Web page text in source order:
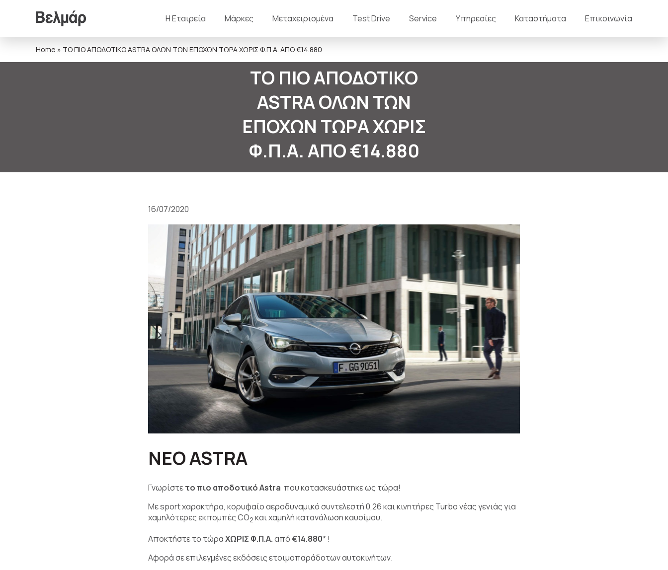
Η Εταιρεία Μάρκες Μεταχειρισμένα Test Drive Service Υπηρεσίες Καταστήματα Επικοινωνία
Home » ΤΟ ΠΙΟ ΑΠΟΔΟΤΙΚΟ ASTRA ΟΛΩΝ ΤΩΝ ΕΠΟΧΩΝ ΤΩΡΑ ΧΩΡΙΣ Φ.Π.Α. ΑΠΟ €14.880
ΤΟ ΠΙΟ ΑΠΟΔΟΤΙΚΟ
ASTRA ΟΛΩΝ ΤΩΝ
ΕΠΟΧΩΝ ΤΩΡΑ ΧΩΡΙΣ
Φ.Π.Α. ΑΠΟ €14.880
16/07/2020
ΝΕΟ ASTRA
Γνωρίστετο πιο αποδοτικό Astra που κατασκευάστηκε ως τώρα!
Mε sport χαρακτήρα, κορυφαίο αεροδυναμικό συντελεστή 0,26 και κινητήρες Turbo νέας γενιάς για
χαμηλότερες εκπομπές CO2 και χαμηλή κατανάλωση καυσίμου.
Αποκτήστε το τώραΧΩΡΙΣ Φ.Π.Α.από€14.880* !
Αφορά σε επιλεγμένες εκδόσεις ετοιμοπαράδοτων αυτοκινήτων.